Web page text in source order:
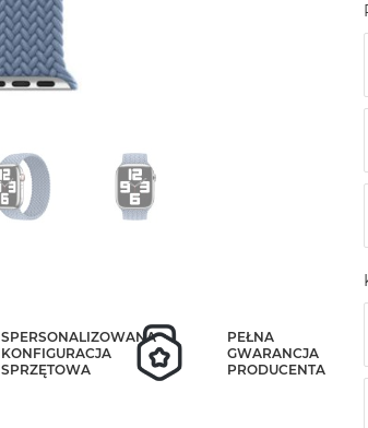
SPERSONALIZOWANA
KONFIGURACJA
SPRZĘTOWA
PEŁNA
GWARANCJA
PRODUCENTA